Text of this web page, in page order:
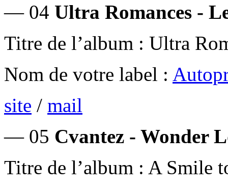
— 04 Ultra Romances -
Titre de l’album : Ultra
Nom de votre label :
site / mail
— 05 Cvantez - Wonder
Titre de l’album : A Smile